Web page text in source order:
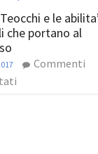
e le
che portano al
Commenti